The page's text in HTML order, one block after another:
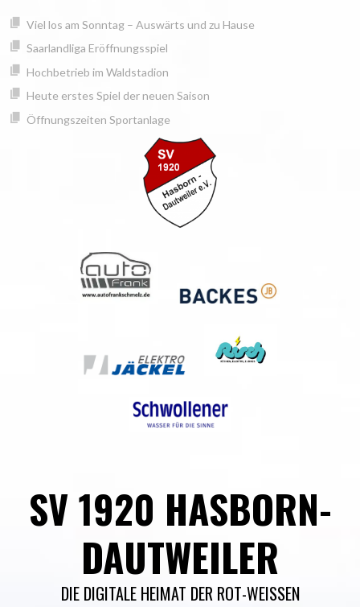
springen
zum
Inhalt
Viel los am Sonntag – Auswärts und zu Hause
Saarlandliga Eröffnungsspiel
Hochbetrieb im Waldstadion
Heute erstes Spiel der neuen Saison
Öffnungszeiten Sportanlage
SV 1920 HASBORN-
DAUTWEILER
DIE DIGITALE HEIMAT DER ROT-WEISSEN